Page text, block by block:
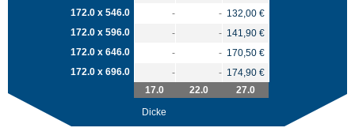
172.0 x 546.0
- - 132,00 €
172.0 x 596.0
- - 141,90 €
172.0 x 646.0
- - 170,50 €
172.0 x 696.0
- - 174,90 €
17.0
22.0
27.0
Dicke